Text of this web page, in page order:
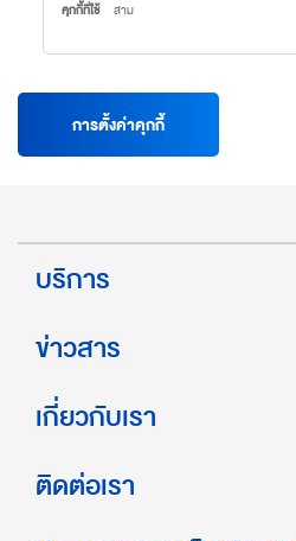
สาม
การตั้งค่าคุกกี้
บริการ
ข่าวสาร
เกี่ยวกับเรา
ติดต่อเรา